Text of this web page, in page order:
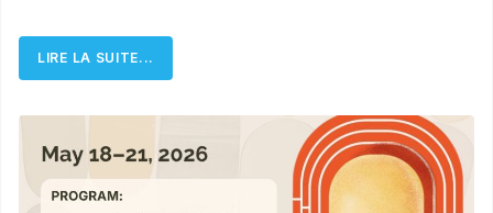
LIRE LA SUITE...